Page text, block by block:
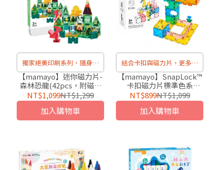
獨家絕美印刷系列、隨身攜
帶超方便！
【mamayo】迷你磁力片-
森林恐龍(42pcs，附磁吸
恐龍2pcs、教學手冊)
NT$1,099NT$1,299
加入購物車
結合卡扣與磁力片，更多創
新玩法
【mamayo】SnapLock™
卡扣磁力片標準色系
(48pcs)
NT$899NT$1,099
加入購物車